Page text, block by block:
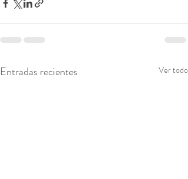
Entradas recientes Ver todo